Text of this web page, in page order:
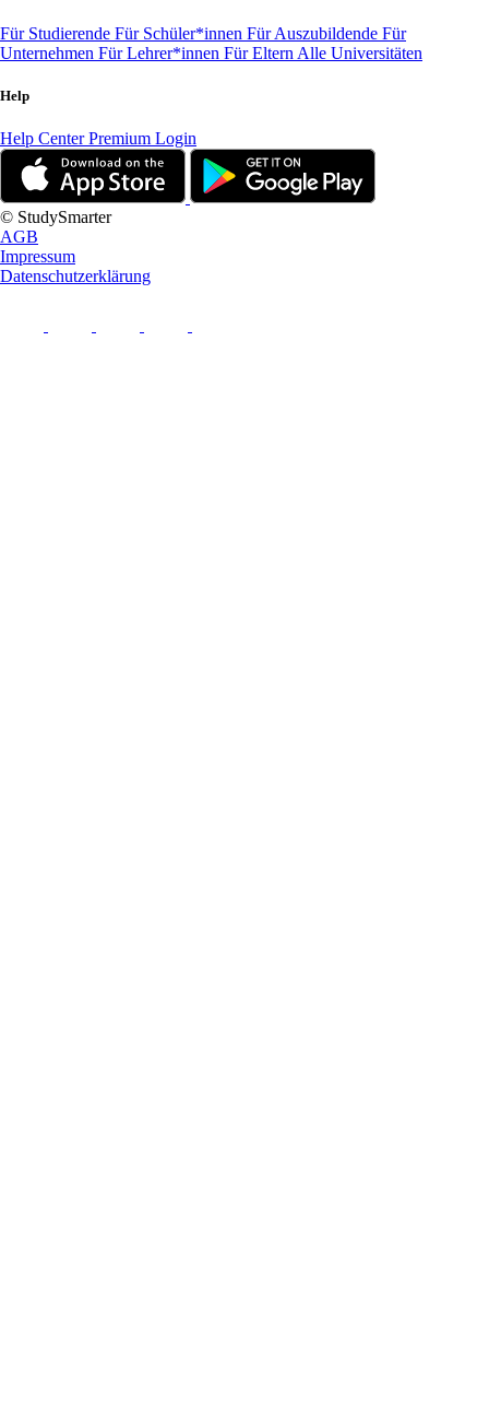
Für Studierende Für Schüler*innen Für Auszubildende Für
Unternehmen Für Lehrer*innen Für Eltern Alle Universitäten
Help
Help CenterPremium Login
© StudySmarter
AGB
Impressum
Datenschutzerklärung